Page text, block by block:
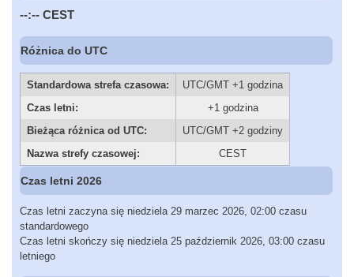
--:-- CEST
Różnica do UTC
Standardowa strefa czasowa:
UTC/GMT +1 godzina
Czas letni:
+1 godzina
Bieżąca różnica od UTC:
UTC/GMT +2 godziny
Nazwa strefy czasowej:
CEST
Czas letni 2026
Czas letni zaczyna się niedziela 29 marzec 2026, 02:00 czasu
standardowego
Czas letni skończy się niedziela 25 październik 2026, 03:00 czasu
letniego